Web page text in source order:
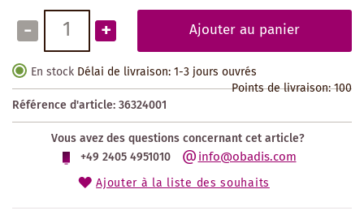
- + Ajouter au panier
En stock Délai de livraison: 1-3 jours ouvrés
Points de livraison:100
Référence d'article:36324001
Vous avez des questions concernant cet article?
+49 2405 4951010
info@obadis.com
Ajouter à la liste des souhaits